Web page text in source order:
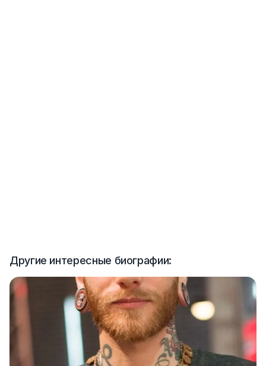
Другие интересные биографии: